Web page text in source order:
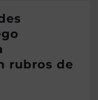
rubros de